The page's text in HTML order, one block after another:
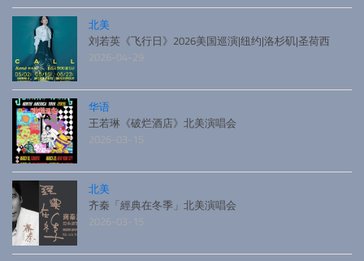
北美
刘若英《飞行日》2026美国巡演|纽约|洛杉矶|圣荷西
2026-04-29
华语
王若琳《破烂酒店》北美演唱会
2026-03-15
北美
齐秦「經典在冬季」北美演唱会
2026-03-15